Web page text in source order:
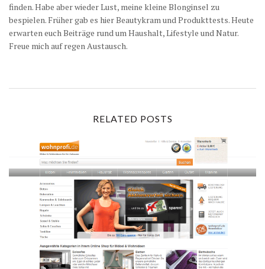
finden. Habe aber wieder Lust, meine kleine Blonginsel zu
bespielen. Früher gab es hier Beautykram und Produkttests. Heute
erwarten euch Beiträge rund um Haushalt, Lifestyle und Natur.
Freue mich auf regen Austausch.
RELATED POSTS